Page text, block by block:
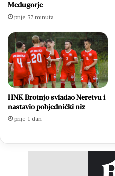
Međugorje
prije 37 minuta
HNK Brotnjo svladao Neretvu i
nastavio pobjednički niz
prije 1 dan